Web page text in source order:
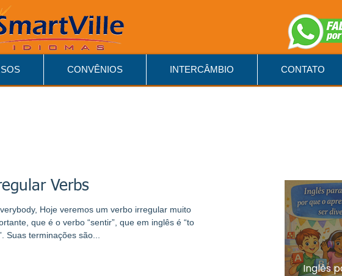
CONVÊNIOS INTERCÂMBIO CONTATO
Verbs
Hoje veremos um verbo irregular muito
que é o verbo “sentir”, que em inglês é “to
Suas terminações são...
Inglês